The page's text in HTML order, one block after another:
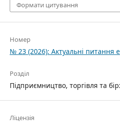
Формати цитування
Номер
№ 23 (2026): Актуальні питання
Розділ
Підприємництво, торгівля та
Ліцензія